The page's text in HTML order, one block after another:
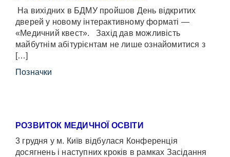
На вихідних в БДМУ пройшов День відкритих
дверей у новому інтерактивному форматі —
«Медичний квест». Захід дав можливість
майбутнім абітурієнтам не лише ознайомитися з
[…]
Позначки
РОЗВИТОК МЕДИЧНОЇ ОСВІТИ
3 грудня у м. Київ відбулася Конференція
досягнень і наступних кроків в рамках Засідання